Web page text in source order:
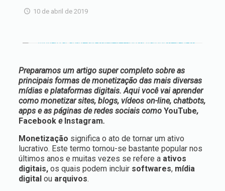
10 de abril de 2019
Preparamos um artigo super completo sobre as
principais formas de monetização das mais diversas
mídias e plataformas digitais. Aqui você vai aprender
como monetizar sites, blogs, vídeos on-line, chatbots,
apps e as páginas de redes sociais como YouTube,
Facebook e Instagram.
Monetização significa o ato de tornar um ativo
lucrativo. Este termo tornou-se bastante popular nos
últimos anos e muitas vezes se refere a ativos
digitais, os quais podem incluir softwares, mídia
digitalou arquivos.